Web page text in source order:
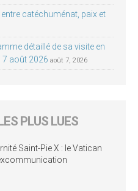
catéchuménat, paix et
détaillé de sa visite en
7 août 2026 août 7, 2026
PLUS LUES
Saint-Pie X : le Vatican